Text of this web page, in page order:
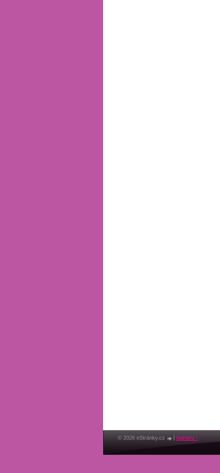
© 2026 eStránky.cz | Nahoru ↑